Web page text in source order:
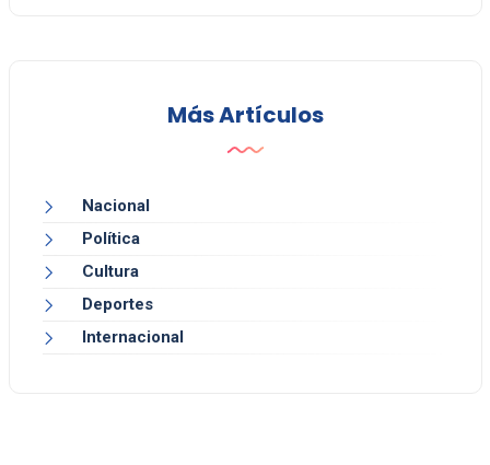
Más Artículos
Nacional
Política
Cultura
Deportes
Internacional